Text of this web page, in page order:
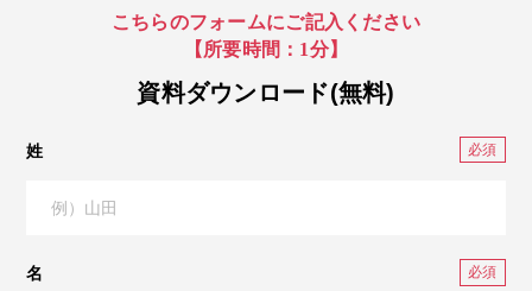
こちらのフォームにご記入ください
【所要時間：1分】
資料ダウンロード(無料)
姓
名